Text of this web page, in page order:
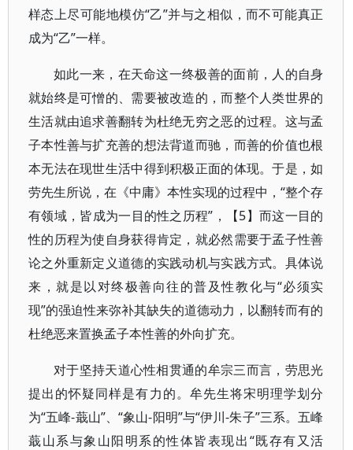
样态上尽可能地模仿“乙”并与之相似，而不可能真正
成为“乙”一样。
如此一来，在天命这一终极善的面前，人的自身
就始终是可憎的、需要被改造的，而整个人类世界的
生活就由追求善翻转为杜绝无穷之恶的过程。这与孟
子本性善与扩充善的想法背道而驰，而善的价值也根
本无法在现世生活中得到积极正面的体现。于是，如
劳先生所说，在《中庸》本性实现的过程中，“整个存
有领域，皆成为一目的性之历程”，【5】而这一目的
性的历程为使自身获得肯定，就必然需要于孟子性善
论之外重新定义道德的实践动机与实践方式。具体说
来，就是以对终极善向往的普及性教化与“必须实
现”的强迫性来弥补其缺失的道德动力，以翻转而有的
杜绝恶来置换孟子本性善的外向扩充。
对于坚持天道心性相贯通的牟宗三而言，劳思光
提出的怀疑同样是有力的。牟先生将宋明理学划分
为“五峰-蕺山”、“象山-阳明”与“伊川-朱子”三系。五峰
蕺山系与象山阳明系的性体皆表现出“既存有又活